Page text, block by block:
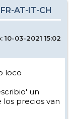
AT-IT-CH
10-03-2021 15:02
loco
un
precios van